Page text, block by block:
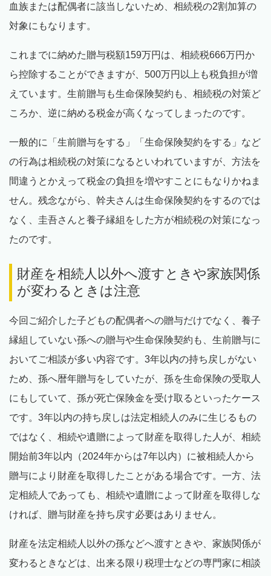
血族または配偶者に該当しないため、相続税の2割加算の
対象にもなります。
これまでに納めた贈与税額159万円は、相続税666万円か
ら控除することができますが、500万円以上も税負担が増
えています。生前贈与も生命保険契約も、相続税の対策ど
ころか、逆に納める税金が高くなってしまったのです。
一般的に「生前贈与をする」「生命保険契約をする」など
の行為は相続税の対策になるといわれていますが、方法を
間違うとかえって税金の負担を増やすことにもなりかねま
せん。残念ながら、幹夫さんは生命保険契約をするのでは
なく、圭吾さんと養子縁組をした方が相続税の対策になっ
たのです。
財産を相続人以外へ渡すときや家族関係
が変わるときは注意
今回ご紹介した子どもの配偶者への贈与だけでなく、養子
縁組していない孫への贈与や生命保険契約も、生前贈与に
おいてご相談が多い内容です。3年以内の持ち戻しがない
ため、孫へ暦年贈与をしていたが、孫を生命保険の受取人
にもしていて、孫が死亡保険金を受け取るといったケース
です。3年以内の持ち戻しは法定相続人のみに生じるもの
ではなく、相続や遺贈によって財産を取得した人が、相続
開始前3年以内（2024年からは7年以内）に被相続人から
贈与により財産を取得したことがある場合です。一方、法
定相続人であっても、相続や遺贈によって財産を取得しな
ければ、贈与財産を持ち戻す必要はありません。
財産を法定相続人以外の孫などへ渡すときや、家族関係が
変わるときなどは、出来る限り税理士などの専門家に相談